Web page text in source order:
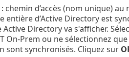
chemin d’accès (nom unique) au
entière d’Active Directory est
Active Directory va s'afficher.
On-Prem ou ne sélectionnez
sont synchronisés. Cliquez sur